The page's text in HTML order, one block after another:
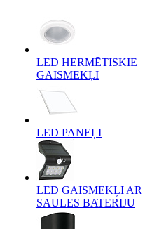
LED HERMĒTISKIE
GAISMEKĻI
LED PANEĻI
LED GAISMEKĻI AR
SAULES BATERIJU